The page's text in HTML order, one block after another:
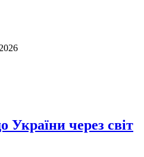
України через світ